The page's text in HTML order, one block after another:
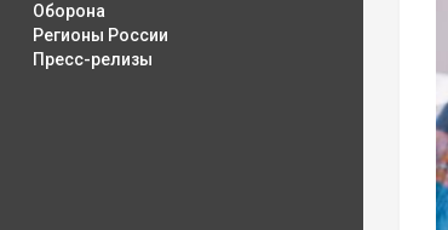
Оборона
Регионы России
Пресс-релизы